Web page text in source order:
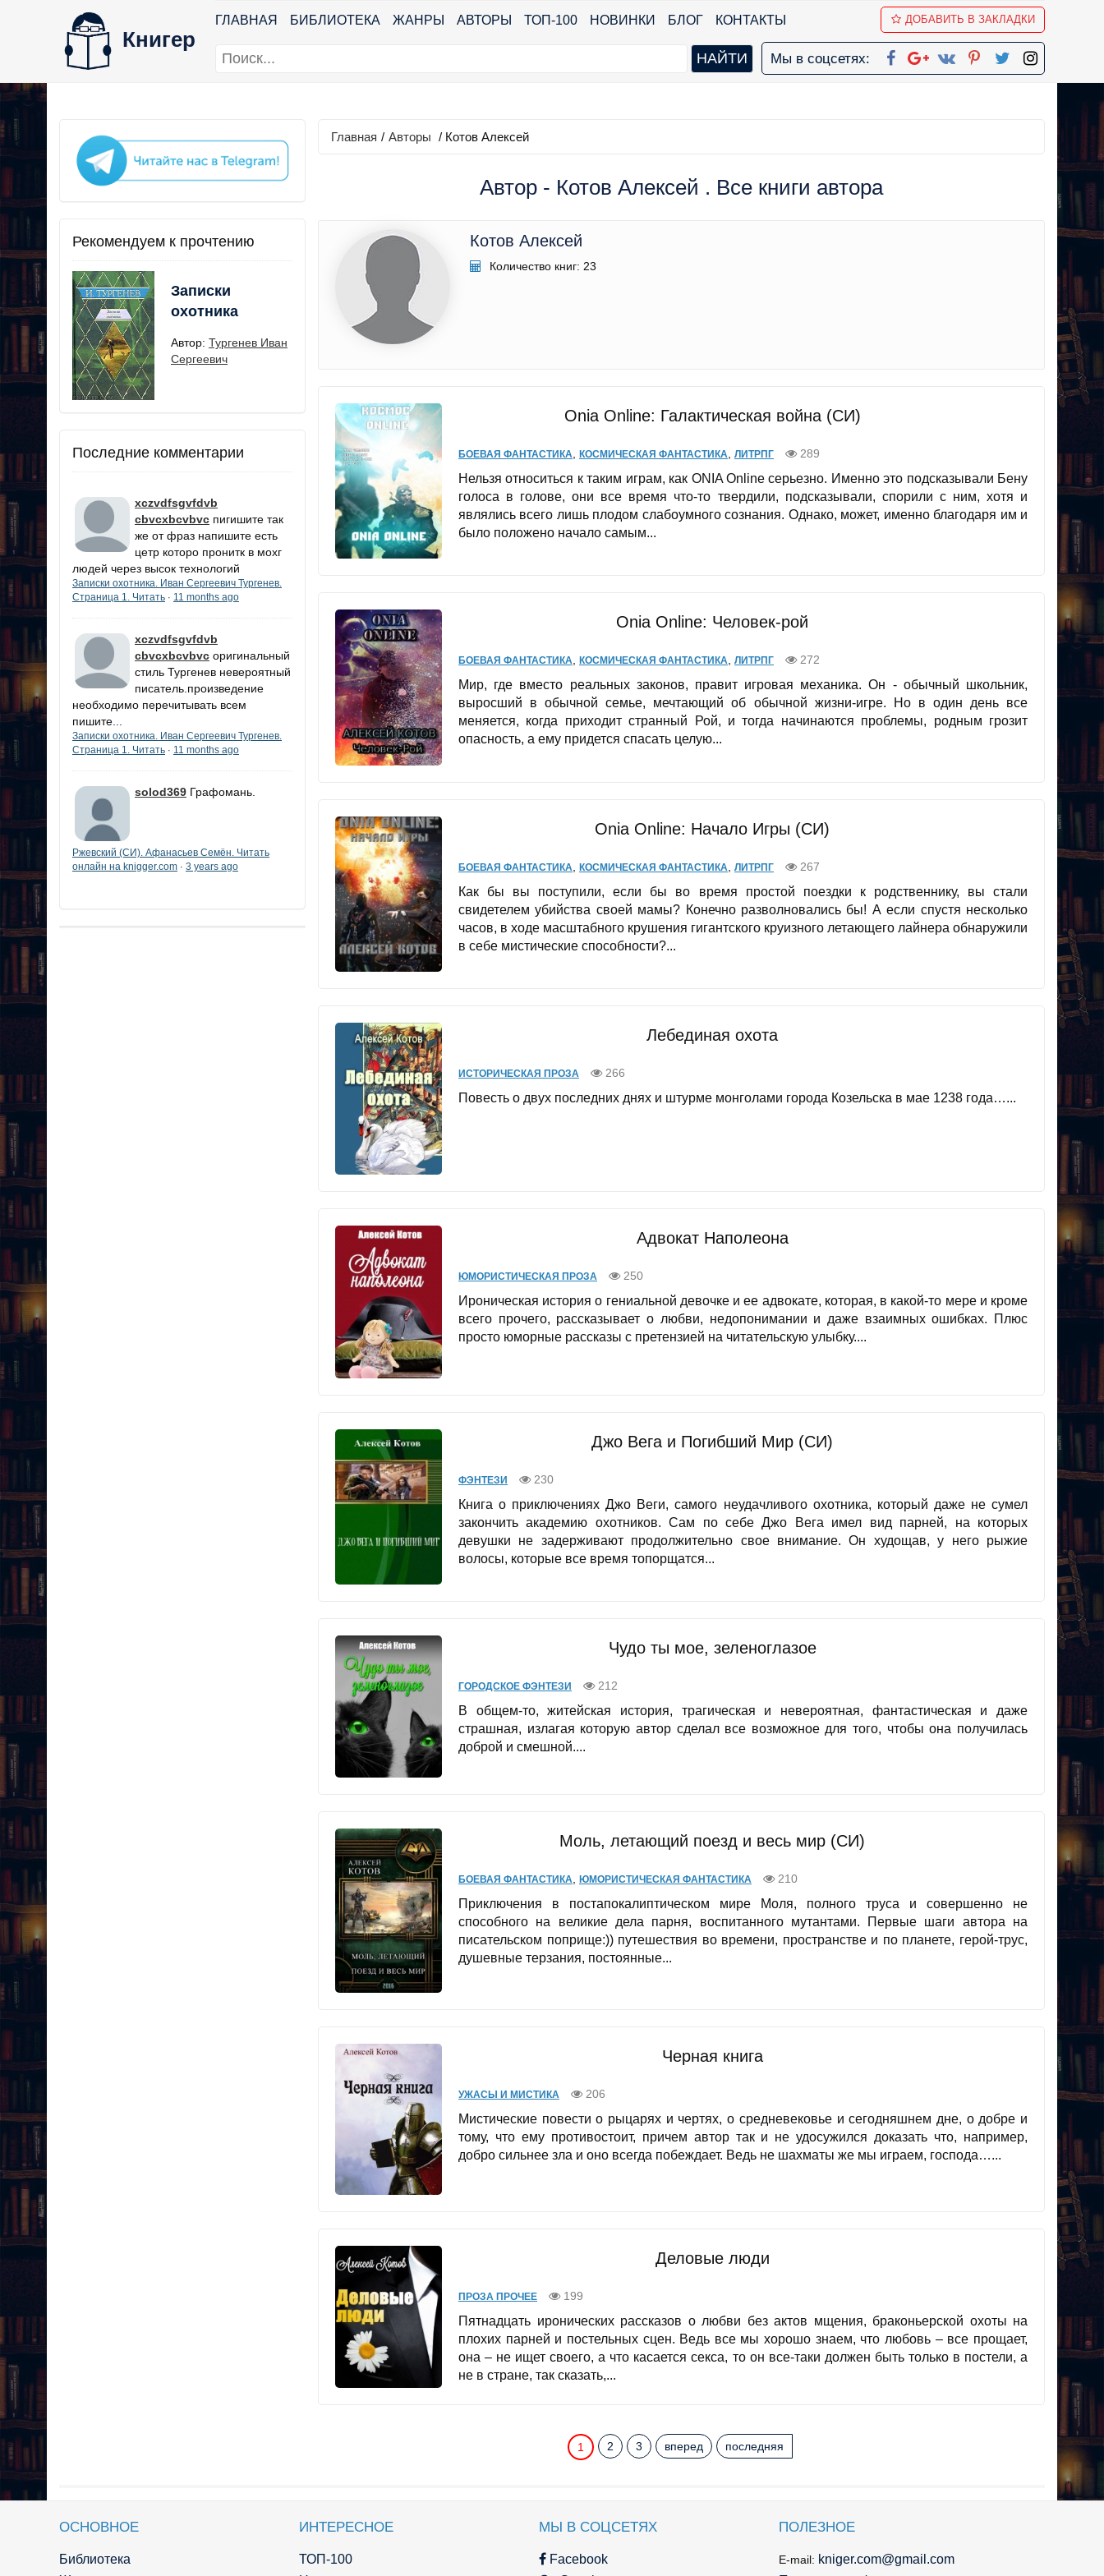
Книгер
ГЛАВНАЯ БИБЛИОТЕКА ЖАНРЫ АВТОРЫ ТОП-100 НОВИНКИ БЛОГ КОНТАКТЫ ДОБАВИТЬ В ЗАКЛАДКИ
Мы в соцсетях:
Рекомендуем к прочтению
Записки
охотника
Автор: Тургенев Иван
Сергеевич
Последние комментарии
xczvdfsgvfdvb
cbvcxbcvbvc пигишите так
же от фраз напишите есть
цетр которо пронитк в мохг
людей через высок технологий
Записки охотника. Иван Сергеевич Тургенев.
Страница 1. Читать · 11 months ago
xczvdfsgvfdvb
cbvcxbcvbvc оригинальный
стиль Тургенев невероятный
писатель.произведение
необходимо перечитывать всем
пишите...
Записки охотника. Иван Сергеевич Тургенев.
Страница 1. Читать · 11 months ago
solod369 Графомань.
Ржевский (СИ). Афанасьев Семён. Читать
онлайн на knigger.com · 3 years ago
Главная / Авторы / Котов Алексей
Автор - Котов Алексей . Все книги автора
Котов Алексей
Количество книг: 23
Onia Online: Галактическая война (СИ)
БОЕВАЯ ФАНТАСТИКА КОСМИЧЕСКАЯ ФАНТАСТИКА ЛИТРПГ 289
Нельзя относиться к таким играм, как ONIA Online серьезно. Именно это подсказывали Бену
голоса в голове, они все время что-то твердили, подсказывали, спорили с ним, хотя и
являлись всего лишь плодом слабоумного сознания. Однако, может, именно благодаря им и
было положено начало самым...
Onia Online: Человек-рой
БОЕВАЯ ФАНТАСТИКА, КОСМИЧЕСКАЯ ФАНТАСТИКА, ЛИТРПГ 272
Мир, где вместо реальных законов, правит игровая механика. Он - обычный школьник,
выросший в обычной семье, мечтающий об обычной жизни-игре. Но в один день все
меняется, когда приходит странный Рой, и тогда начинаются проблемы, родным грозит
опасность, а ему придется спасать целую...
Onia Online: Начало Игры (СИ)
БОЕВАЯ ФАНТАСТИКА КОСМИЧЕСКАЯ ФАНТАСТИКА ЛИТРПГ 267
Как бы вы поступили, если бы во время простой поездки к родственнику, вы стали
свидетелем убийства своей мамы? Конечно разволновались бы! А если спустя несколько
часов, в ходе масштабного крушения гигантского круизного летающего лайнера обнаружили
в себе мистические способности?...
Лебединая охота
ИСТОРИЧЕСКАЯ ПРОЗА 266
Повесть о двух последних днях и штурме монголами города Козельска в мае 1238 года…...
Адвокат Наполеона
ЮМОРИСТИЧЕСКАЯ ПРОЗА 250
Ироническая история о гениальной девочке и ее адвокате, которая, в какой-то мере и кроме
всего прочего, рассказывает о любви, недопонимании и даже взаимных ошибках. Плюс
просто юморные рассказы с претензией на читательскую улыбку....
Джо Вега и Погибший Мир (СИ)
ФЭНТЕЗИ 230
Книга о приключениях Джо Веги, самого неудачливого охотника, который даже не сумел
закончить академию охотников. Сам по себе Джо Вега имел вид парней, на которых
девушки не задерживают продолжительно свое внимание. Он худощав, у него рыжие
волосы, которые все время топорщатся...
Чудо ты мое, зеленоглазое
ГОРОДСКОЕ ФЭНТЕЗИ 212
В общем-то, житейская история, трагическая и невероятная, фантастическая и даже
страшная, излагая которую автор сделал все возможное для того, чтобы она получилась
доброй и смешной....
Моль, летающий поезд и весь мир (СИ)
БОЕВАЯ ФАНТАСТИКА ЮМОРИСТИЧЕСКАЯ ФАНТАСТИКА 210
Приключения в постапокалиптическом мире Моля, полного труса и совершенно не
способного на великие дела парня, воспитанного мутантами. Первые шаги автора на
писательском поприще:)) путешествия во времени, пространстве и по планете, герой-трус,
душевные терзания, постоянные...
Черная книга
УЖАСЫ И МИСТИКА 206
Мистические повести о рыцарях и чертях, о средневековье и сегодняшнем дне, о добре и
тому, что ему противостоит, причем автор так и не удосужился доказать что, например,
добро сильнее зла и оно всегда побеждает. Ведь не шахматы же мы играем, господа…...
Деловые люди
ПРОЗА ПРОЧЕЕ 199
Пятнадцать иронических рассказов о любви без актов мщения, браконьерской охоты на
плохих парней и постельных сцен. Ведь все мы хорошо знаем, что любовь – все прощает,
она – не ищет своего, а что касается секса, то он все-таки должен быть только в постели, а
не в стране, так сказать,...
1 2 3 вперед последняя
ОСНОВНОЕ
Библиотека
ИНТЕРЕСНОЕ
ТОП-100
МЫ В СОЦСЕТЯХ
Facebook
ПОЛЕЗНОЕ
E-mail: kniger.com@gmail.com